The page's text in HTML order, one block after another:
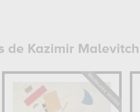
de Kazimir Malevitch